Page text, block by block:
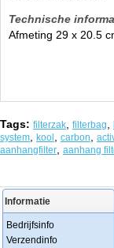
Technische
Afmeting 29 x 20.5
Tags: filterzak filterbag
system
kool carbon
aanhangfilter aanhang
Informatie
Bedrijfsinfo
Verzendinfo